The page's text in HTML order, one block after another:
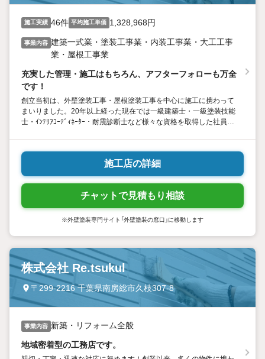
施工実績 46件 平均施工単価 1,328,968円
事業内容 建築一式業・塗装工事業・内装工事業・大工工事
業・屋根工事業
充実した管理・施工はもちろん、アフターフォローも万全
です！
創立当初は、外壁塗装工事・屋根塗装工事を中心に施工に携わって
まいりました。20年以上経った現在では一級建築士・一級塗装技能
士・ｲﾝﾃﾘｱｺｰﾃﾞｨﾈｰﾀｰ・耐震診断士など様々な資格を取得した社員や
施工店の詳細
チャットで見積もり相談
※外壁塗装専門サイト「外壁塗装の窓口」に移動します
株式会社 Re.tsukul
〒299-2216 千葉県南房総市久枝307-8
事業内容 新築・リフォーム全般
地域密着型の工務店です。